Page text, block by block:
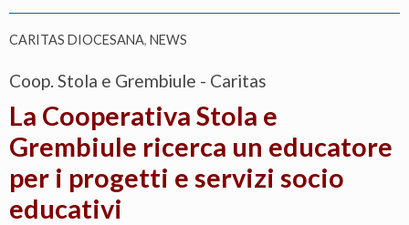
CARITAS DIOCESANA, NEWS
Coop. Stola e Grembiule - Caritas
La Cooperativa Stola e
Grembiule ricerca un educatore
per i progetti e servizi socio
educativi